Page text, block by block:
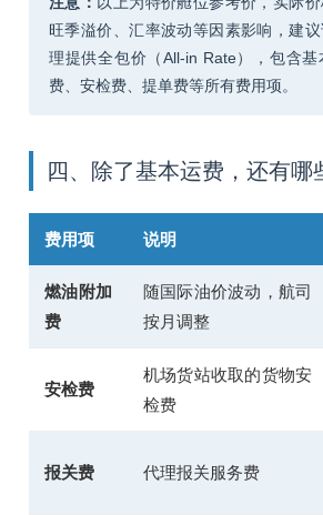
旺季溢价、汇率波动等因素影响，建
理提供全包价（All-in Rate），包含
费、安检费、提单费等所有费用项。
四、除了基本运费，还有哪
费用项 说明
燃油附加
费
随国际油价波动，航司
按月调整
安检费
机场货站收取的货物安
检费
报关费 代理报关服务费